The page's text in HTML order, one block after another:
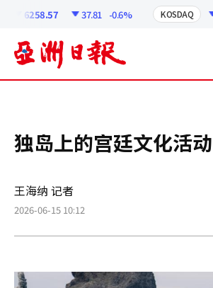
6258.57 37.81 -0.6% KOSDAQ
独岛上的宫廷文化活动
王海纳 记者
2026-06-15 10:12